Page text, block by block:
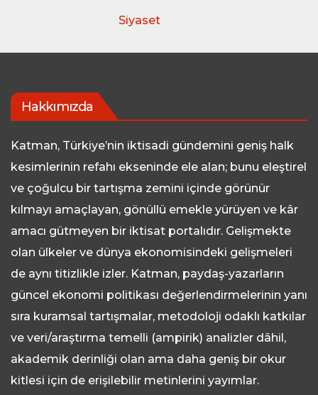
Siyaset
Hakkımızda
Katman, Türkiye’nin iktisadi gündemini geniş halk
kesimlerinin refahı ekseninde ele alan; bunu eleştirel
ve çoğulcu bir tartışma zemini içinde görünür
kılmayı amaçlayan, gönüllü emekle yürüyen ve kâr
amacı gütmeyen bir iktisat portalıdır. Gelişmekte
olan ülkeler ve dünya ekonomisindeki gelişmeleri
de aynı titizlikle izler. Katman, paydaş-yazarların
güncel ekonomi politikası değerlendirmelerinin yanı
sıra kuramsal tartışmalar, metodoloji odaklı katkılar
ve veri/araştırma temelli (ampirik) analizler dâhil,
akademik derinliği olan ama daha geniş bir okur
kitlesi için de erişilebilir metinlerini yayımlar.